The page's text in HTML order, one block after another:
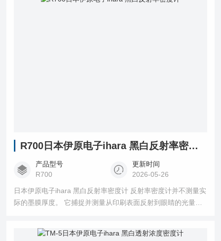
R700日本伊原电子ihara 黑白反射率密度计
产品型号
R700
更新时间
2026-05-26
日本伊原电子ihara 黑白反射率密度计 反射率密度计并不测量实
际的墨膜厚度。 它捕捉并测量从印刷表面反射到眼睛的光量。